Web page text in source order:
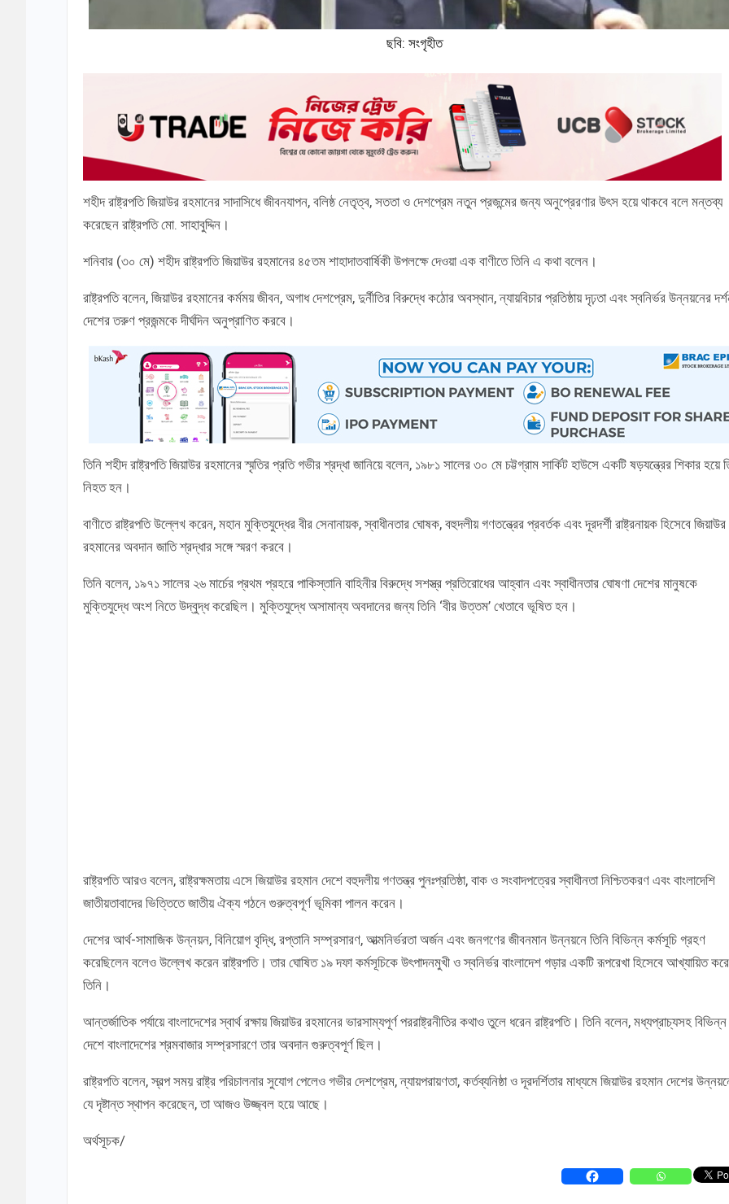
ছবি: সংগৃহীত
শহীদ রাষ্ট্রপতি জিয়াউর রহমানের সাদাসিধে জীবনযাপন, বলিষ্ঠ নেতৃত্ব, সততা ও দেশপ্রেম নতুন প্রজন্মের জন্য অনুপ্রেরণার উৎস হয়ে থাকবে বলে মন্তব্য
করেছেন রাষ্ট্রপতি মো. সাহাবুদ্দিন।
শনিবার (৩০ মে) শহীদ রাষ্ট্রপতি জিয়াউর রহমানের ৪৫তম শাহাদাতবার্ষিকী উপলক্ষে দেওয়া এক বাণীতে তিনি এ কথা বলেন।
রাষ্ট্রপতি বলেন, জিয়াউর রহমানের কর্মময় জীবন, অগাধ দেশপ্রেম, দুর্নীতির বিরুদ্ধে কঠোর অবস্থান, ন্যায়বিচার প্রতিষ্ঠায় দৃঢ়তা এবং স্বনির্ভর উন্নয়নের
দেশের তরুণ প্রজন্মকে দীর্ঘদিন অনুপ্রাণিত করবে।
তিনি শহীদ রাষ্ট্রপতি জিয়াউর রহমানের স্মৃতির প্রতি গভীর শ্রদ্ধা জানিয়ে বলেন, ১৯৮১ সালের ৩০ মে চট্টগ্রাম সার্কিট হাউসে একটি ষড়যন্ত্রের শিকার হয়ে
নিহত হন।
বাণীতে রাষ্ট্রপতি উল্লেখ করেন, মহান মুক্তিযুদ্ধের বীর সেনানায়ক, স্বাধীনতার ঘোষক, বহুদলীয় গণতন্ত্রের প্রবর্তক এবং দূরদর্শী রাষ্ট্রনায়ক হিসেবে জিয়াউর
রহমানের অবদান জাতি শ্রদ্ধার সঙ্গে স্মরণ করবে।
তিনি বলেন, ১৯৭১ সালের ২৬ মার্চের প্রথম প্রহরে পাকিস্তানি বাহিনীর বিরুদ্ধে সশস্ত্র প্রতিরোধের আহ্বান এবং স্বাধীনতার ঘোষণা দেশের মানুষকে
মুক্তিযুদ্ধে অংশ নিতে উদ্বুদ্ধ করেছিল। মুক্তিযুদ্ধে অসামান্য অবদানের জন্য তিনি ‘বীর উত্তম’ খেতাবে ভূষিত হন।
রাষ্ট্রপতি আরও বলেন, রাষ্ট্রক্ষমতায় এসে জিয়াউর রহমান দেশে বহুদলীয় গণতন্ত্র পুনঃপ্রতিষ্ঠা, বাক ও সংবাদপত্রের স্বাধীনতা নিশ্চিতকরণ এবং বাংলাদেশি
জাতীয়তাবাদের ভিত্তিতে জাতীয় ঐক্য গঠনে গুরুত্বপূর্ণ ভূমিকা পালন করেন।
দেশের আর্থ-সামাজিক উন্নয়ন, বিনিয়োগ বৃদ্ধি, রপ্তানি সম্প্রসারণ, আত্মনির্ভরতা অর্জন এবং জনগণের জীবনমান উন্নয়নে তিনি বিভিন্ন কর্মসূচি গ্রহণ
করেছিলেন বলেও উল্লেখ করেন রাষ্ট্রপতি। তার ঘোষিত ১৯ দফা কর্মসূচিকে উৎপাদনমুখী ও স্বনির্ভর বাংলাদেশ গড়ার একটি রূপরেখা হিসেবে আখ্যায়িত
তিনি।
আন্তর্জাতিক পর্যায়ে বাংলাদেশের স্বার্থ রক্ষায় জিয়াউর রহমানের ভারসাম্যপূর্ণ পররাষ্ট্রনীতির কথাও তুলে ধরেন রাষ্ট্রপতি। তিনি বলেন, মধ্যপ্রাচ্যসহ বিভিন্ন
দেশে বাংলাদেশের শ্রমবাজার সম্প্রসারণে তার অবদান গুরুত্বপূর্ণ ছিল।
রাষ্ট্রপতি বলেন, স্বল্প সময় রাষ্ট্র পরিচালনার সুযোগ পেলেও গভীর দেশপ্রেম, ন্যায়পরায়ণতা, কর্তব্যনিষ্ঠা ও দূরদর্শিতার মাধ্যমে জিয়াউর রহমান দেশের
যে দৃষ্টান্ত স্থাপন করেছেন, তা আজও উজ্জ্বল হয়ে আছে।
অর্থসূচক/